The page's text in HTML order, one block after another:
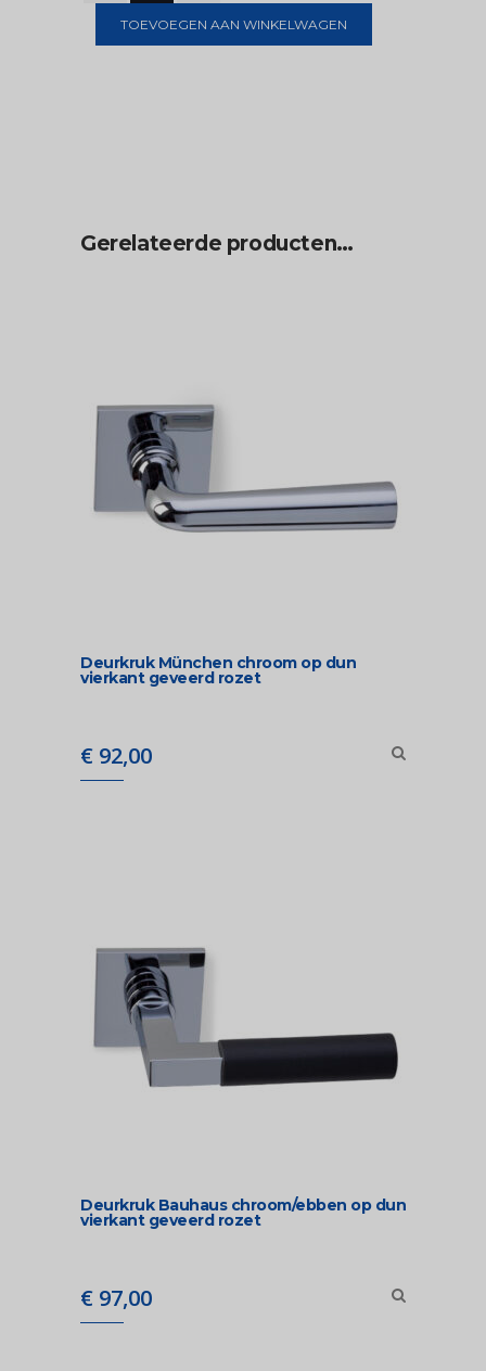
TOEVOEGEN AAN WINKELWAGEN
Gerelateerde producten…
Deurkruk München chroom op dun
vierkant geveerd rozet
€ 92,00
Deurkruk Bauhaus chroom/ebben op dun
vierkant geveerd rozet
€ 97,00